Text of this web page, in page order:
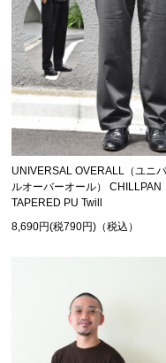
UNIVERSAL OVERALL（ユニ
ルオーバーオール） CHILLPAN
TAPERED PU Twill
8,690円(税790円)（税込）